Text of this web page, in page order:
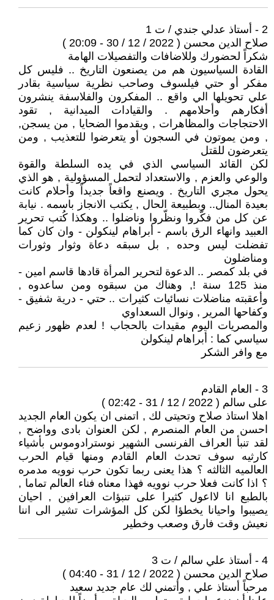
2 - أستاذ عدلي جندي / ت 1
صلاح الدين محسن ( 2022 / 12 / 30 - 20:09 )
شكراً لحضورك وللاضافات والتفصيلات الهامة
القادة السياسيون هم من يصنعون التاريخ .. فليس كل
مفكر أو حتي فيلسوف وصاحب نظرية سياسية بقادر
علي تحويلها الي واقع .. المفكرون والفلاسفة ينشرون
أفكارهم وأحلامهم . والقيادات الميدانية , تقود
الاحتجاجات والمظاهرات , ويقدموا الضحايا , من يسجن,
, ومن يموتون في السجون أو يتعرضوا للتعذيب , ومن
يتعرضون للقتل
لكن القائد السياسي الذي في يده السلطة والقوة
والوعي والعزم , والاستعداد لتحمل المسؤولية , هو الذي
يحول مجري التاريخ . ويصنع واقعاً جديداً وأحلام كانت
بعيدة المنال.. وبطبيعة الحال , يكتب الانجاز باسمه . نيابة
عن كل من فكّروا ونظّروا وناضلوا .. وهكذا كُتب تحرير
العبيد وانهاء الرق باسم - أبراهام لينكولن - وان كان كما
تفضلت ليس وحده , بل سبقه دعاة وثوار وثورات
ومناضلون
في بلد كمصر .. الدعوة لتحرير المرأة قادها قاسم امين -
منذ 125 سنة !, وهناك من سبقوه ومن ساعدوه ,
وأعقبته مناضلات نسائيات كثيرات .. حتي - درية شفيق -
وكفاحها المرير , ونوال السعداوي
والمصريات اليوم مقيدات بالحجاب ! لعدم ظهور زعيم
سياسي كما : أبراهام لينكولن
مع وافر الشكر
3 - العام القادم
على سالم ( 2022 / 12 / 31 - 02:42 )
اهلا استاذ صلاح وتحيتى لك , اتمنى ان يكون العام الجديد
احسن من العام المنصرم , لكن العنوان بادى وواضح ,
لقد تنبأ العراف الفرنسى الشهير نوسترادوموس بأشياء
كارثيه سوف تحدث العام القادم ومنها قيام الحرب
العالميه الثالثه ؟ هذا يعنى ربما تكون حرب نوويه مدمره
؟ اذا كانت فعلا حرب نوويه فهذا معناه فناء العالم تماما ,
بالطبع انا لااعول كثيرا على تنبؤات العرافين , احيان
يصيبوا واحيانا يخطؤا لكن كل المؤشرات تشير الى اننا
نعيش وقت فارق وصعب وخطير
4 - أستاذ علي سالم / ت 3
صلاح الدين محسن ( 2022 / 12 / 31 - 04:40 )
مرحباً أستاذ علي , وأتمني لك عام جديد سعيد